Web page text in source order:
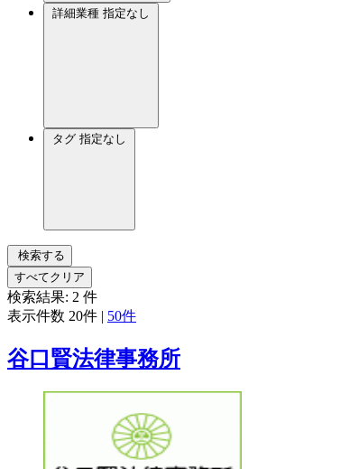
詳細業種 指定なし
タグ 指定なし
検索する
すべてクリア
検索結果: 2 件
表示件数 20件 | 50件
谷口賢法律事務所